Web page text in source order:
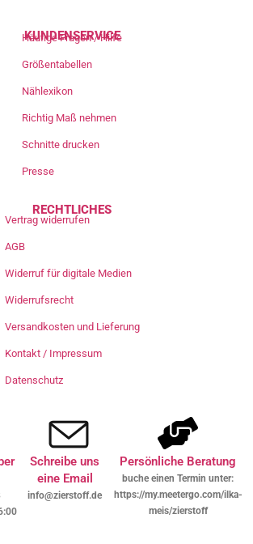
KUNDENSERVICE
Häufige Fragen / Hilfe
Größentabellen
Nählexikon
Richtig Maß nehmen
Schnitte drucken
Presse
RECHTLICHES
Vertrag widerrufen
AGB
Widerruf für digitale Medien
Widerrufsrecht
Versandkosten und Lieferung
Kontakt / Impressum
Datenschutz
Schreibe uns
eine Email
info@zierstoff.de
Persönliche Beratung
buche einen Termin unter:
https://my.meetergo.com/ilka-
meis/zierstoff